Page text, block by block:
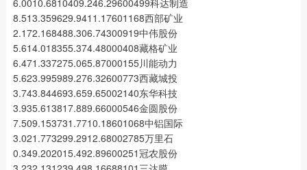
6.0010.6810409.246.29600499科达制造
8.513.359629.9411.17601168西部矿业
2.172.168488.306.74300919中伟股份
5.614.018355.374.48000408藏格矿业
6.471.337275.065.87000155川能动力
5.623.995989.276.32600773西藏城投
3.743.844693.659.65002140东华科技
3.935.613817.889.66000546金圆股份
7.509.153731.7710.18601068中铝国际
3.021.773299.2912.68002785万里石
0.349.202015.492.89600251冠农股份